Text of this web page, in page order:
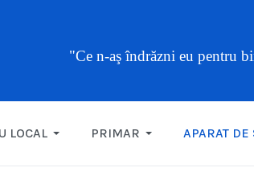
"Ce n-aş îndrăzni eu pentru
LOCAL PRIMAR APARAT DE